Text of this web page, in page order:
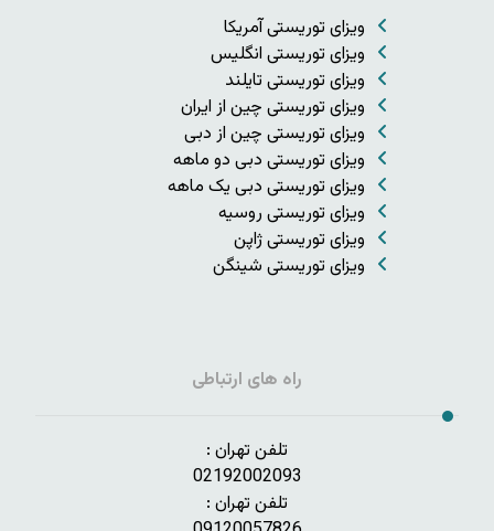
ویزای توریستی آمریکا
ویزای توریستی انگلیس
ویزای توریستی تایلند
ویزای توریستی چین از ایران
ویزای توریستی چین از دبی
ویزای توریستی دبی دو ماهه
ویزای توریستی دبی یک ماهه
ویزای توریستی روسیه
ویزای توریستی ژاپن
ویزای توریستی شینگن
راه های ارتباطی
تلفن تهران :
02192002093
تلفن تهران :